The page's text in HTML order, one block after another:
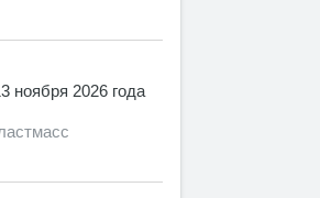
ноября 2026 года